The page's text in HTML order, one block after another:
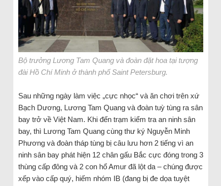
Bộ trưởng Lương Tam Quang và đoàn đặt hoa tại tượng
đài Hồ Chí Minh ở thành phố Saint Petersburg.
Sau những ngày làm việc „cực nhọc“ và ăn chơi trên xứ
Bạch Dương, Lương Tam Quang và đoàn tuỳ tùng ra sân
bay trở về Việt Nam. Khi đến trạm kiểm tra an ninh sân
bay, thì Lương Tam Quang cùng thư ký Nguyễn Minh
Phương và đoàn tháp tùng bị câu lưu hơn 2 tiếng vì an
ninh sân bay phát hiện 12 chân gấu Bắc cực đóng trong 3
thùng cấp đông và 2 con hổ Amur đã lột da – chúng được
xếp vào cấp quý, hiếm nhóm IB (đang bị đe dọa tuyệt